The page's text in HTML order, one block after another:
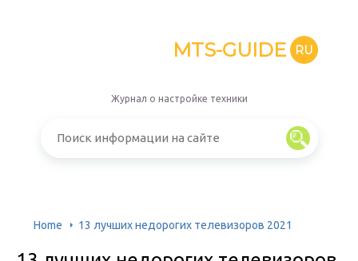
MTS-GUIDE RU
Журнал о настройке техники
Home 13 лучших недорогих телевизоров 2021